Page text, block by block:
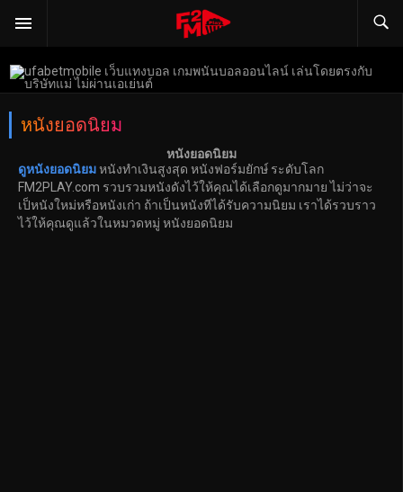
หนังยอดนิยม
หนังยอดนิยม
ดูหนังยอดนิยมหนังทําเงินสูงสุด หนังฟอร์มยักษ์ ระดับโลก
FM2PLAY.com รวบรวมหนังดังไว้ให้คุณได้เลือกดูมากมาย ไม่ว่าจะ
เป็หนังใหม่หรือหนังเก่า ถ้าเป็นหนังทีได้รับความนิยม เราได้รวบราว
ไว้ให้คุณดูแล้วในหมวดหมู่ หนังยอดนิยม